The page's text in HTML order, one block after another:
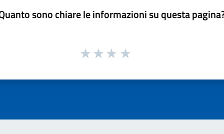
sono chiare le informazioni su questa